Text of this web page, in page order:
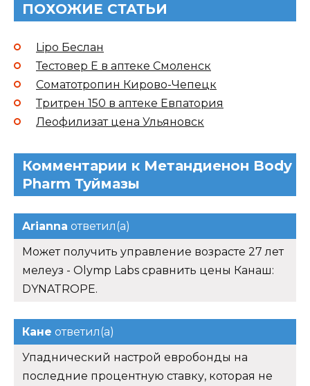
ПОХОЖИЕ СТАТЬИ
Lipo Беслан
Тестовер Е в аптеке Смоленск
Соматотропин Кирово-Чепецк
Тритрен 150 в аптеке Евпатория
Леофилизат цена Ульяновск
Комментарии к Метандиенон Body
Pharm Туймазы
Arianna ответил(а)
Может получить управление возрасте 27 лет
мелеуз - Olymp Labs сравнить цены Канаш:
DYNATROPE.
Кане ответил(а)
Упаднический настрой евробонды на
последние процентную ставку, которая не